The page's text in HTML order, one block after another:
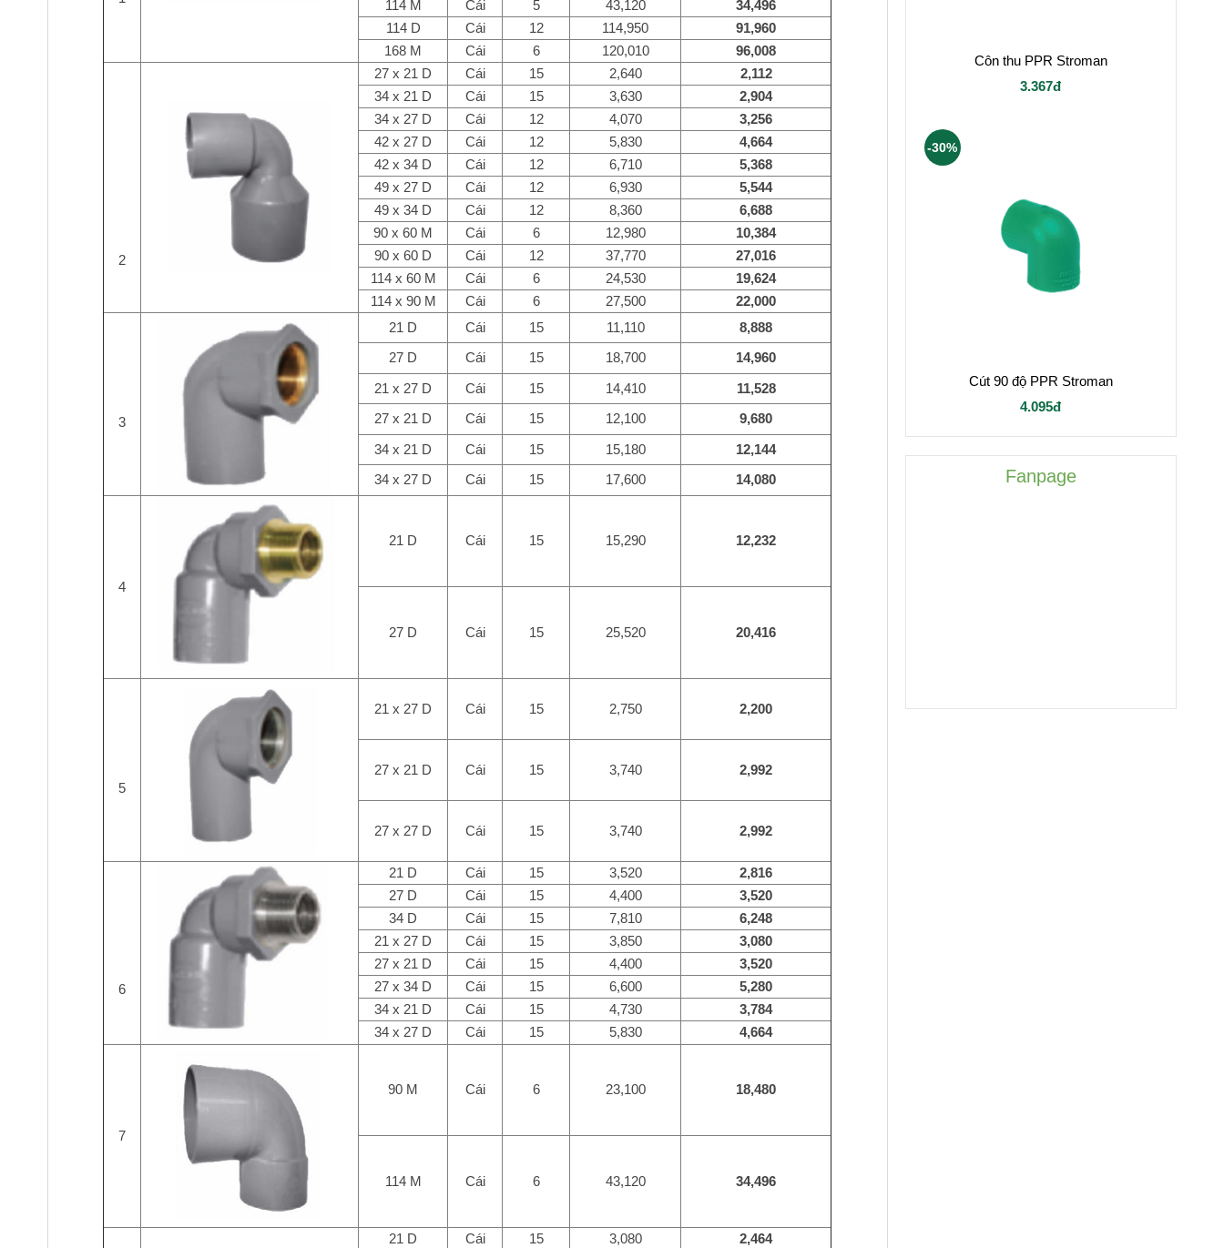
114 M
Cái 5 43,120
34,496
114 D
Cái 12 114,950
91,960
168 M
Cái 6 120,010 96,008
2
27 x 21 D Cái 15 2,640
2,112
34 x 21 D
Cái 15 3,630
2,904
34 x 27 D
Cái 12 4,070
3,256
42 x 27 D
Cái 12 5,830
4,664
42 x 34 D
Cái 12 6,710
5,368
49 x 27 D
Cái 12 6,930
5,544
49 x 34 D
Cái 12 8,360
6,688
90 x 60 M
Cái 6 12,980
10,384
90 x 60 D
Cái 12 37,770
27,016
114 x 60 M
Cái 6 24,530
19,624
114 x 90 M
Cái 6 27,500 22,000
3
21 D Cái 15 11,110
8,888
27 D
Cái 15 18,700
14,960
21 x 27 D
Cái 15 14,410
11,528
27 x 21 D
Cái 15 12,100
9,680
34 x 21 D
Cái 15 15,180
12,144
34 x 27 D
Cái 15 17,600 14,080
4
21 D Cái 15 15,290 12,232
27 D Cái 15 25,520 20,416
5
21 x 27 D Cái 15 2,750 2,200
27 x 21 D Cái 15 3,740 2,992
27 x 27 D Cái 15 3,740 2,992
6
21 D Cái 15 3,520
2,816
27 D
Cái 15 4,400
3,520
34 D
Cái 15 7,810
6,248
21 x 27 D
Cái 15 3,850
3,080
27 x 21 D
Cái 15 4,400
3,520
27 x 34 D
Cái 15 6,600
5,280
34 x 21 D
Cái 15 4,730
3,784
34 x 27 D
Cái 15 5,830 4,664
7
90 M Cái 6 23,100 18,480
114 M Cái 6 43,120 34,496
21 D Cái 15 3,080 2,464
Côn thu PPR Stroman
3.367đ
Cút 90 độ PPR Stroman
4.095đ
-30%
Fanpage